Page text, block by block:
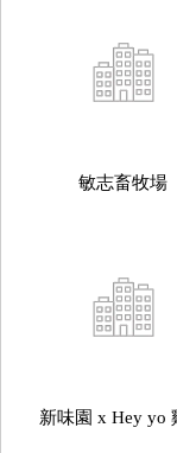
敏志畜牧場
新味園 x Hey yo